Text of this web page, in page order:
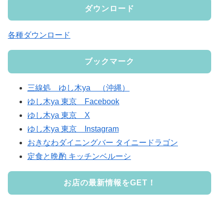
ダウンロード
各種ダウンロード
ブックマーク
三線処 ゆし木ya （沖縄）
ゆし木ya 東京 Facebook
ゆし木ya 東京 X
ゆし木ya 東京 Instagram
おきなわダイニングバー タイニードラゴン
定食と晩酌 キッチンベルーシ
お店の最新情報をGET！